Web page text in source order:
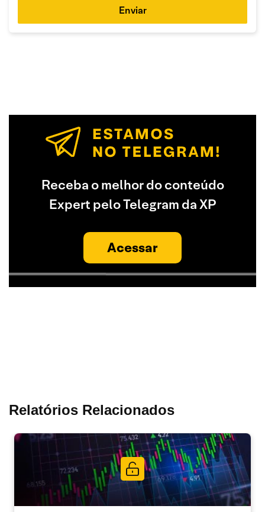
Enviar
Receba o melhor do conteúdo
Expert pelo Telegram da XP
Acessar
Relatórios Relacionados